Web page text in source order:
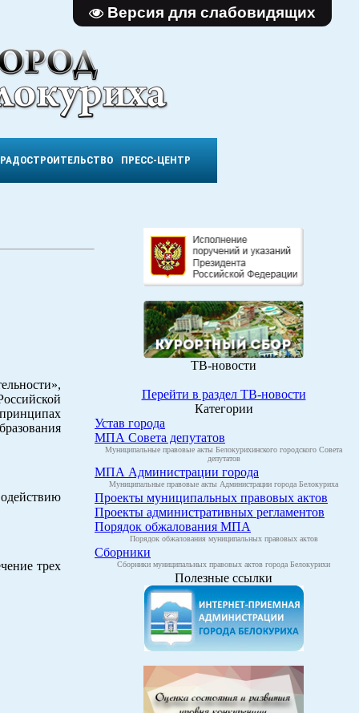
Версия для слабовидящих
ПРЕСС-ЦЕНТР
трех
ТВ-новости
Перейти в раздел ТВ-новости
Категории
Устав города
МПА Совета депутатов
Муниципальные правовые акты Белокурихинского городского Совета
депутатов
МПА Администрации города
Муниципальные правовые акты Администрации города Белокуриха
Проекты муниципальных правовых актов
Проекты административных регламентов
Порядок обжалования МПА
Порядок обжалования муниципальных правовых актов
Сборники
Сборники муниципальных правовых актов города Белокурихи
Полезные ссылки